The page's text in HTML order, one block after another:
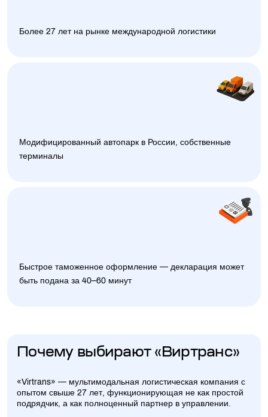
Более 27 лет на рынке международной логистики
Модифицированный автопарк в России, собственные
терминалы
Быстрое таможенное оформление — декларация может
быть подана за 40–60 минут
Почему выбирают «Виртранс»
«Virtrans» — мультимодальная логистическая компания с
опытом свыше 27 лет, функционирующая не как простой
подрядчик, а как полноценный партнер в управлении.